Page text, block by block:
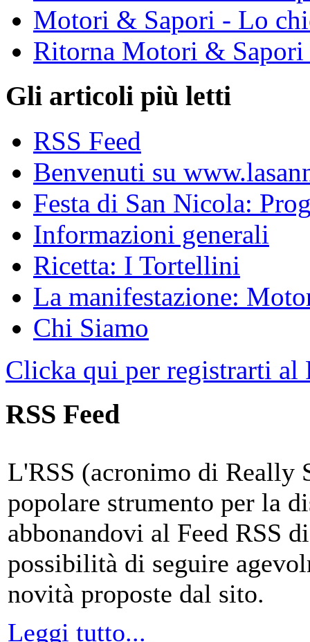
Motori & Sapori - Lo
Ritorna Motori & Sapori
Gli articoli più letti
RSS Feed
Benvenuti su
Festa di San Nicola:
Informazioni generali
Ricetta: I Tortellini
La manifestazione:
Chi Siamo
Clicka qui per registrarti al
RSS Feed
L'RSS (acronimo di Really
popolare strumento per la
abbonandovi al Feed RSS
possibilità di seguire
novità proposte dal sito.
Leggi tutto...